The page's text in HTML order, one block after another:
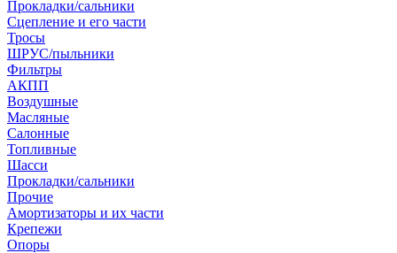
Прокладки/сальники
Сцепление и его части
Тросы
ШРУС/пыльники
Фильтры
АКПП
Воздушные
Масляные
Салонные
Топливные
Шасси
Прокладки/сальники
Прочие
Амортизаторы и их части
Крепежи
Опоры